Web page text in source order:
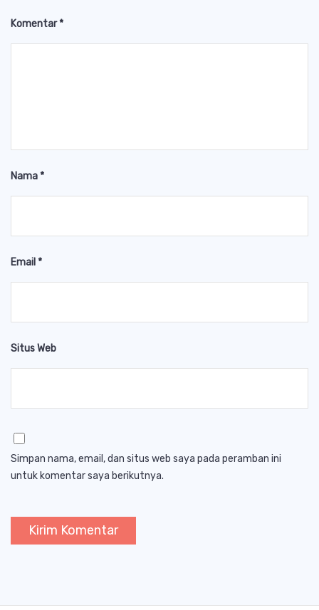
Komentar*
Nama*
Email*
Situs Web
Simpan nama, email, dan situs web saya pada peramban ini
untuk komentar saya berikutnya.